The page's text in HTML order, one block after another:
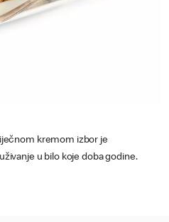
kremom izbor je
u bilo koje doba godine.